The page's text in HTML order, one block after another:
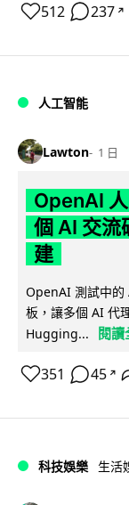
512 237 ↗
人工智能
Lawton 1 日
OpenAI
個 AI 交流
建
OpenAI 測試中的
板，讓多個 AI 代
Hugging...
閱
351 45 ↗
科技娛樂 生活